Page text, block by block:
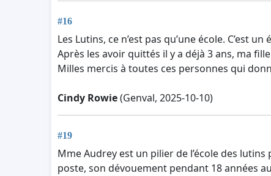
#16
Les Lutins, ce n’est pas qu’une école. C’est
Après les avoir quittés il y a déjà 3 ans, ma
Milles mercis à toutes ces personnes qui
Cindy Rowie(Genval, 2025-10-10)
#19
Mme Audrey est un pilier de l’école des
poste, son dévouement pendant 18 années